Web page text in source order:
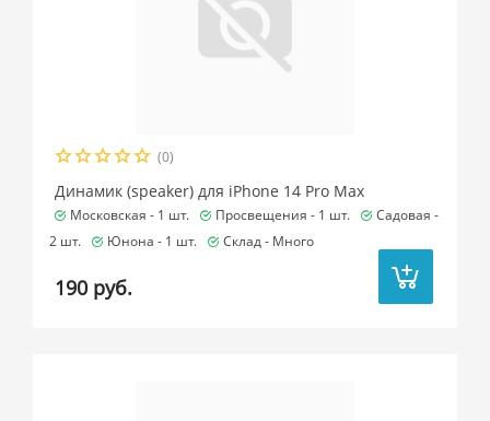
(0)
Динамик (speaker) для iPhone 14 Pro Max
Московская - 1 шт. Просвещения - 1 шт.
Садовая -
2 шт.
Юнона - 1 шт. Склад - Много
190 руб.